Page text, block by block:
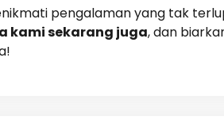
pengalaman yang tak
kami sekarang juga, dan